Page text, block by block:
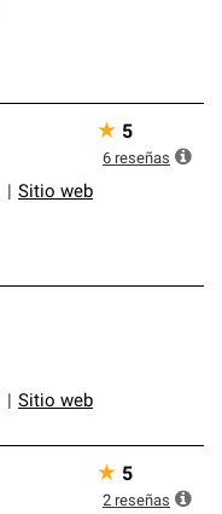
Sitio web
★ 5
6 reseñas
Sitio web
★ 5
2 reseñas